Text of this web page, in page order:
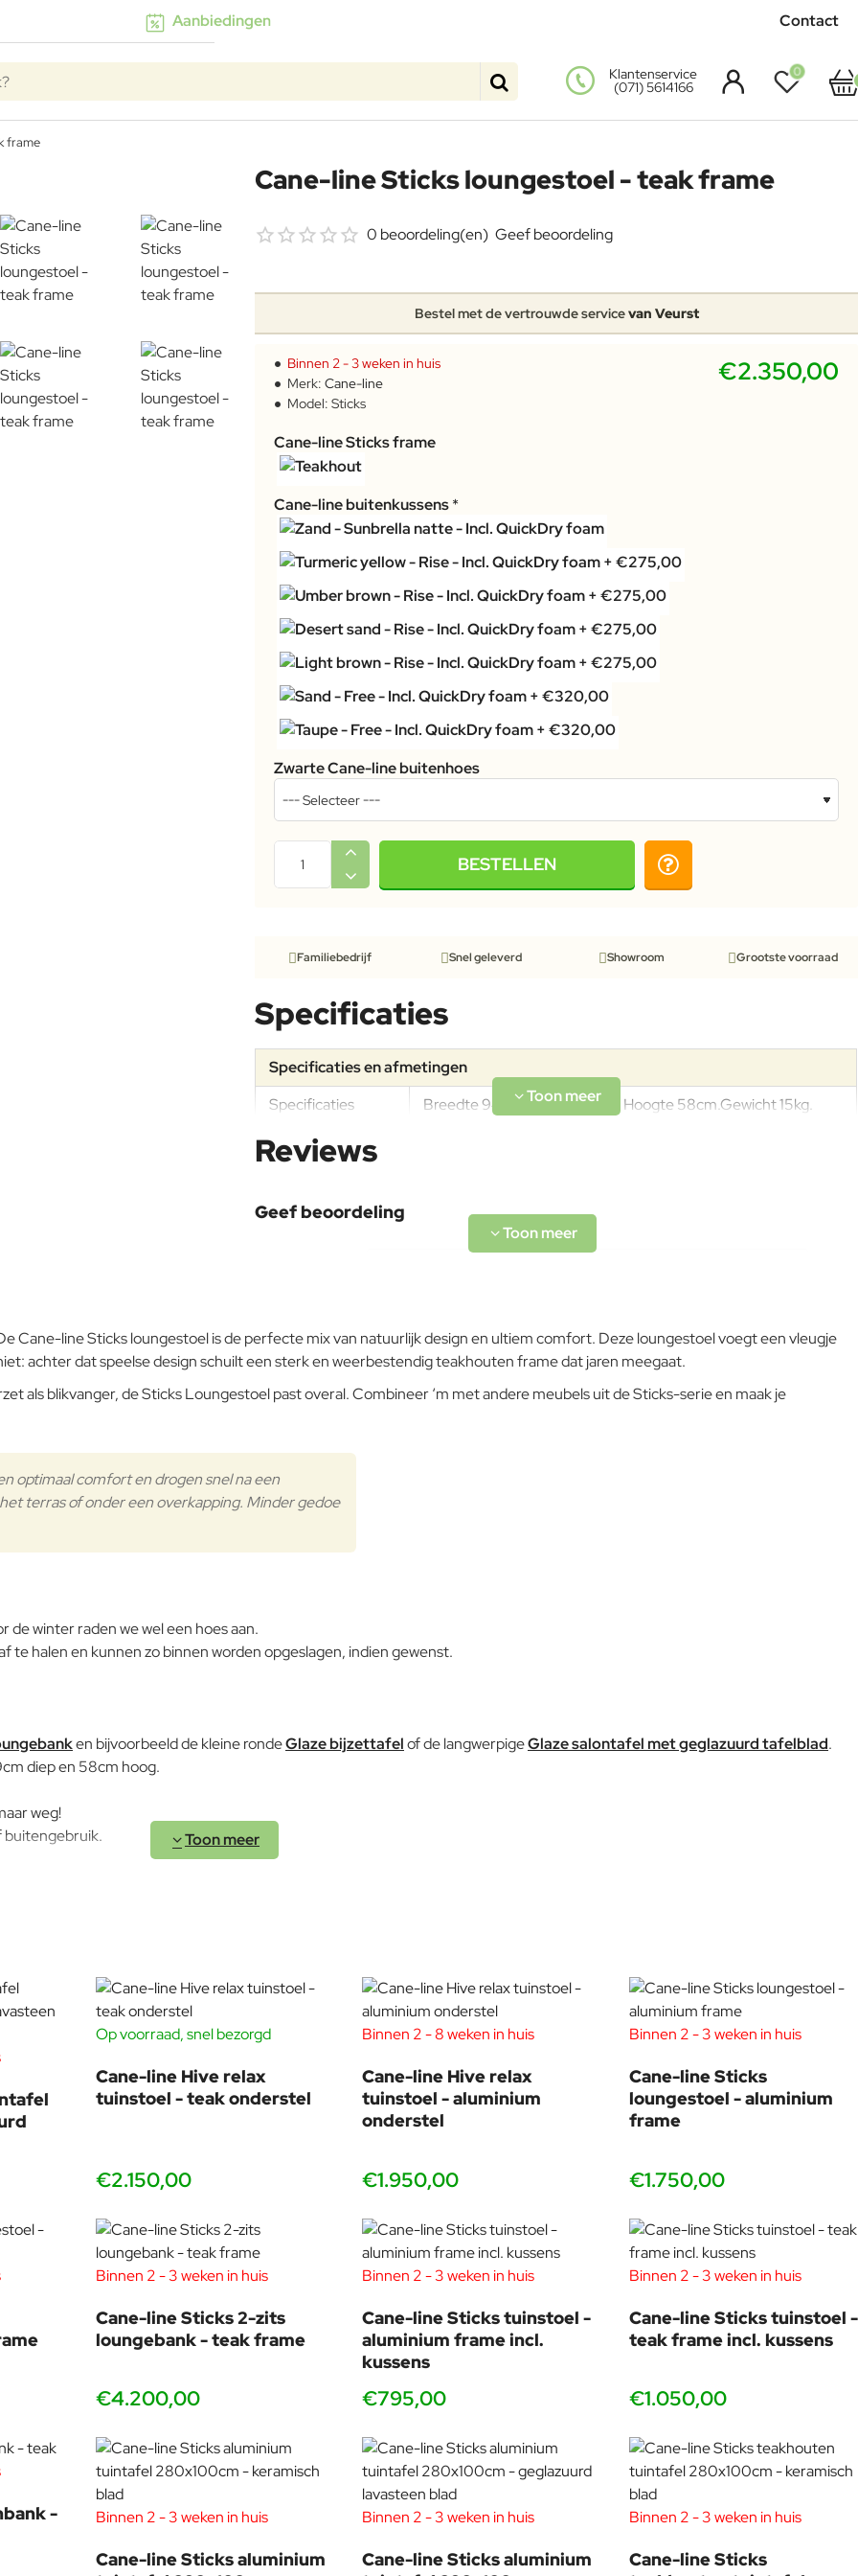
Aanbiedingen Contact
Klantenservice
(071) 5614166
0
frame
Cane-line Sticks loungestoel - teak frame
Bestel met de vertrouwde servicevan Veurst
0 beoordeling(en) Geef beoordeling
€2.350,00
Binnen 2 - 3 weken in huis
Merk: Cane-line
Model: Sticks
Cane-line Sticks frame
Cane-line buitenkussens
Zwarte Cane-line buitenhoes
BESTELLEN
Familiebedrijf Snel geleverd Showroom Grootste voorraad
Specificaties
Specificaties en afmetingen
Specificaties
Breedte 94cm; Diepte 99cm; Hoogte 58cm.Gewicht 15kg.
Materiaal
Aluminium
in verschillende kleuren. Aluminium meubels zijn ideaal voor
gebruik buiten en binnen.
zachtheid van de traditionele Sunbrella stoffen, wat resulteert
in een zachte maar toch duurzame stof.
Teak
Cane-line teak is goedgekeurd en wordt gekapt volgens het
daarom blijft veranderen. Dit betekent dat er kleine scheurtjes
Onderhoudsadvies
Aluminium
blijft als er meerdere dagen spullen/items op tafel worden
gezet. Uw meubels kunnen het hele jaar buiten blijven staan,
maar het is het beste om ze tijdens de wintermaanden of
tijdens perioden dat de meubels niet worden gebruikt, onder
een meubelhoes op te bergen. Houd er echter rekening mee
dat er condensatie kan ontstaan ​​onder de meubelhoes, wat
schimmel en meeldauw kan veroorzaken. Zorg er daarom voor
dat u de hoes van de meubels afhaalt om een ​​goede
Indien mogelijk is het het beste om uw meubels tijdens de
wintermaanden binnen op te bergen om ze te beschermen
Buitenkussens
Omdat het product gedurende langere tijd buiten wordt
gebruikt, is regelmatige reiniging met een zachte borstel en
vuil, zoals bladeren, bessen, stuifmeel en vogelpoep, worden
verwijderd voordat ze de kans krijgen zich op te hopen en
moeilijker te verwijderen zijn. Het is belangrijk om uw kussens
een optimale drainage, waardoor de kans op schimmel en
bescherming in de kussenkern is het meest effectief bij een
correcte afvoer van het kussen. Houd er rekening mee dat
ondanks de antibacteriële bescherming er zich toch schimmel
kan vormen op de binnen- en buitenhoezen als het kussen niet
goed wordt leeggemaakt of gereinigd. Als er voedsel of drank
zeepsop en laat het kussen rechtop drogen. Hardnekkige
Reviews
Geef beoordeling
Waardering:
Verder
Cane-line Sticks loungestoel is de perfecte mix van natuurlijk design en ultiem comfort. Deze loungestoel voegt een vleugje
achter dat speelse design schuilt een sterk en weerbestendig teakhouten frame dat jaren meegaat.
als blikvanger, de Sticks Loungestoel past overal. Combineer ‘m met andere meubels uit de Sticks-serie en maak je
optimaal comfort en drogen snel na een
terras of onder een overkapping. Minder gedoe
de winter raden we wel een hoes aan.
te halen en kunnen zo binnen worden opgeslagen, indien gewenst.
en bijvoorbeeld de kleine rondeGlaze bijzettafelof de langwerpigeGlaze salontafel met geglazuurd tafelblad.
diep en 58cm hoog.
weg!
buitengebruik.
misschien oriënteren op verschillende soorten loungestoelen? U bent van harte welkom in onze showroom in Voorschoten
Op voorraad, snel bezorgd
Cane-line Hive relax
tuinstoel - teak onderstel
€2.150,00
Binnen 2 - 8 weken in huis
Cane-line Hive relax
tuinstoel - aluminium
onderstel
€1.950,00
Binnen 2 - 3 weken in huis
Cane-line Sticks
loungestoel - aluminium
frame
€1.750,00
Binnen 2 - 3 weken in huis
Cane-line Sticks 2-zits
loungebank - teak frame
€4.200,00
Binnen 2 - 3 weken in huis
Cane-line Sticks tuinstoel -
aluminium frame incl.
kussens
€795,00
Binnen 2 - 3 weken in huis
Cane-line Sticks tuinstoel -
teak frame incl. kussens
€1.050,00
-
Binnen 2 - 3 weken in huis
Cane-line Sticks aluminium
Binnen 2 - 3 weken in huis
Cane-line Sticks aluminium
Binnen 2 - 3 weken in huis
Cane-line Sticks